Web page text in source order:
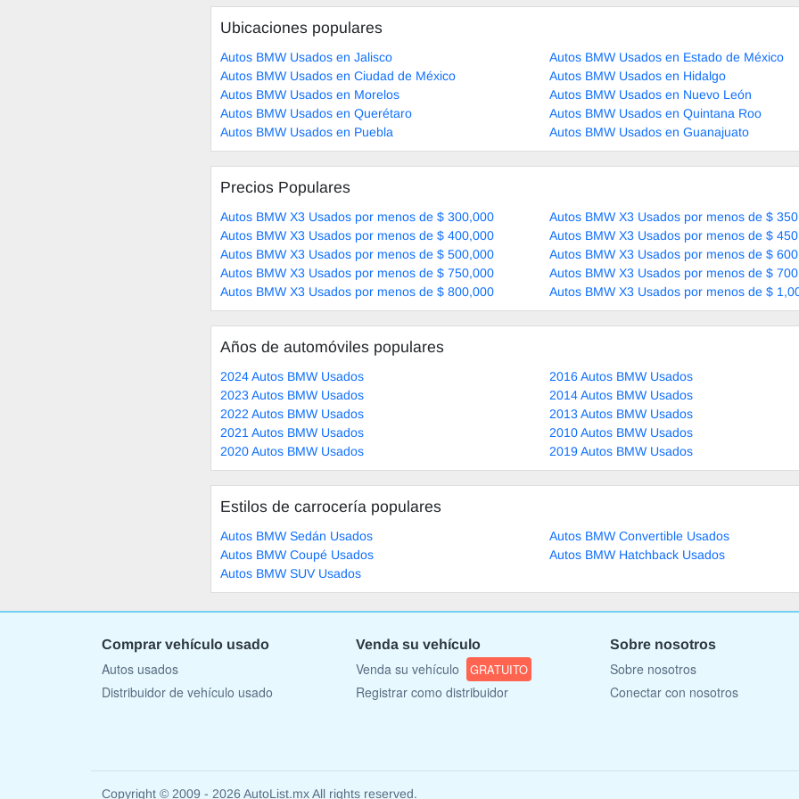
Ubicaciones populares
Autos BMW Usados en Jalisco
Autos BMW Usados en Estado de México
Autos BMW Usados en Ciudad de México
Autos BMW Usados en Hidalgo
Autos BMW Usados en Morelos
Autos BMW Usados en Nuevo León
Autos BMW Usados en Querétaro
Autos BMW Usados en Quintana Roo
Autos BMW Usados en Puebla
Autos BMW Usados en Guanajuato
Precios Populares
Autos BMW X3 Usados por menos de $ 300,000
Autos BMW X3 Usados por menos de $
Autos BMW X3 Usados por menos de $ 400,000
Autos BMW X3 Usados por menos de $
Autos BMW X3 Usados por menos de $ 500,000
Autos BMW X3 Usados por menos de $
Autos BMW X3 Usados por menos de $ 750,000
Autos BMW X3 Usados por menos de $
Autos BMW X3 Usados por menos de $ 800,000
Autos BMW X3 Usados por menos de $
Años de automóviles populares
2024 Autos BMW Usados
2016 Autos BMW Usados
2023 Autos BMW Usados
2014 Autos BMW Usados
2022 Autos BMW Usados
2013 Autos BMW Usados
2021 Autos BMW Usados
2010 Autos BMW Usados
2020 Autos BMW Usados
2019 Autos BMW Usados
Estilos de carrocería populares
Autos BMW Sedán Usados
Autos BMW Convertible Usados
Autos BMW Coupé Usados
Autos BMW Hatchback Usados
Autos BMW SUV Usados
Comprar vehículo usado
Autos usados
Distribuidor de vehículo usado
Venda su vehículo
Venda su vehículo GRATUITO
Registrar como distribuidor
Sobre nosotros
Sobre nosotros
Conectar con nosotros
Copyright © 2009 - 2026 AutoList.mx All rights reserved.